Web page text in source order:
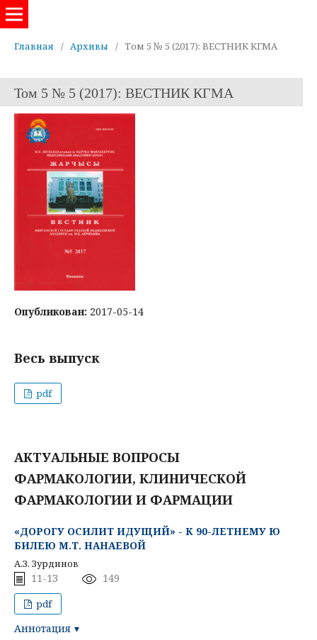
Главная / Архивы / Том 5 № 5 (2017): ВЕСТНИК КГМА
Том 5 № 5 (2017): ВЕСТНИК КГМА
Опубликован: 2017-05-14
Весь выпуск
pdf
АКТУАЛЬНЫЕ ВОПРОСЫ
ФАРМАКОЛОГИИ, КЛИНИЧЕСКОЙ
ФАРМАКОЛОГИИ И ФАРМАЦИИ
«ДОРОГУ ОСИЛИТ ИДУЩИЙ» - К 90-ЛЕТНЕМУ Ю
БИЛЕЮ М.Т. НАНАЕВОЙ
А.З. Зурдинов
11-13 149
pdf
Аннотация